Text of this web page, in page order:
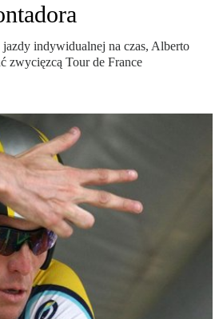
indywidualnej na czas, Alberto
zwycięzcą Tour de France